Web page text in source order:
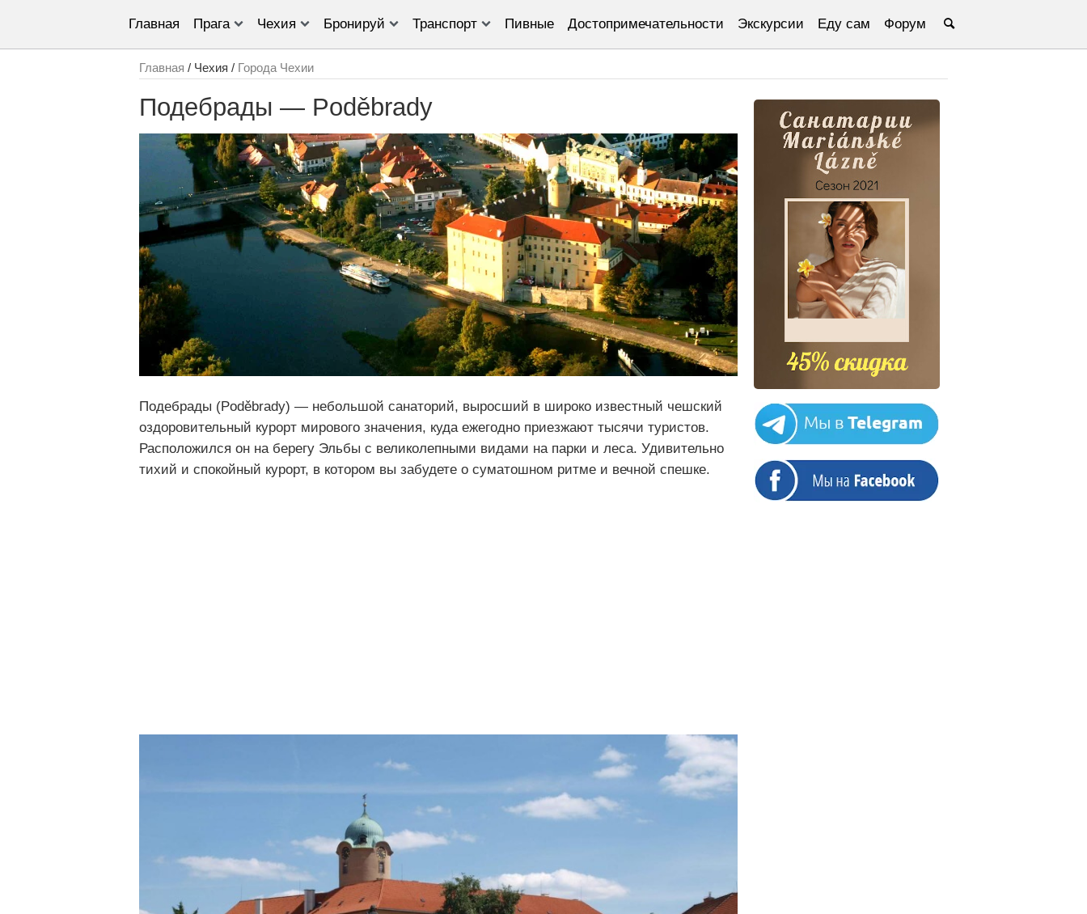
Главная Прага Чехия Бронируй Транспорт Пивные Достопримечательности Экскурсии Еду сам Форум
Главная / Чехия / Города Чехии
Подебрады — Poděbrady
Подебрады (Poděbrady) — небольшой санаторий, выросший в широко известный чешский
оздоровительный курорт мирового значения, куда ежегодно приезжают тысячи туристов.
Расположился он на берегу Эльбы с великолепными видами на парки и леса. Удивительно
тихий и спокойный курорт, в котором вы забудете о суматошном ритме и вечной спешке.